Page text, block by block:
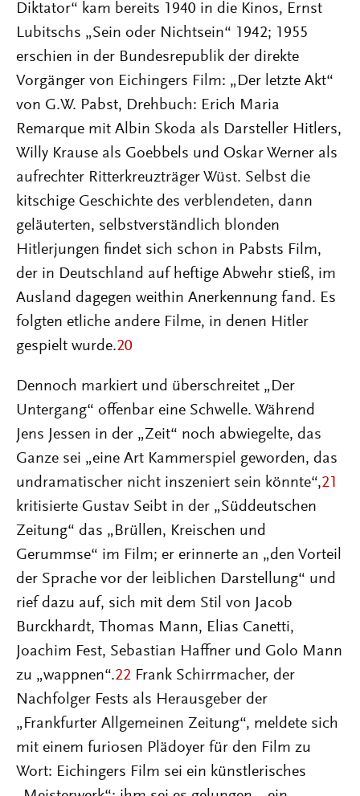
Diktator“ kam bereits 1940 in die Kinos, Ernst
Lubitschs „Sein oder Nichtsein“ 1942; 1955
erschien in der Bundesrepublik der direkte
Vorgänger von Eichingers Film: „Der letzte Akt“
von G.W. Pabst, Drehbuch: Erich Maria
Remarque mit Albin Skoda als Darsteller Hitlers,
Willy Krause als Goebbels und Oskar Werner als
aufrechter Ritterkreuzträger Wüst. Selbst die
kitschige Geschichte des verblendeten, dann
geläuterten, selbstverständlich blonden
Hitlerjungen findet sich schon in Pabsts Film,
der in Deutschland auf heftige Abwehr stieß, im
Ausland dagegen weithin Anerkennung fand. Es
folgten etliche andere Filme, in denen Hitler
gespielt wurde.20
Dennoch markiert und überschreitet „Der
Untergang“ offenbar eine Schwelle. Während
Jens Jessen in der „Zeit“ noch abwiegelte, das
Ganze sei „eine Art Kammerspiel geworden, das
undramatischer nicht inszeniert sein könnte“,21
kritisierte Gustav Seibt in der „Süddeutschen
Zeitung“ das „Brüllen, Kreischen und
Gerummse“ im Film; er erinnerte an „den Vorteil
der Sprache vor der leiblichen Darstellung“ und
rief dazu auf, sich mit dem Stil von Jacob
Burckhardt, Thomas Mann, Elias Canetti,
Joachim Fest, Sebastian Haffner und Golo Mann
zu „wappnen“.22 Frank Schirrmacher, der
Nachfolger Fests als Herausgeber der
„Frankfurter Allgemeinen Zeitung“, meldete sich
mit einem furiosen Plädoyer für den Film zu
Wort: Eichingers Film sei ein künstlerisches